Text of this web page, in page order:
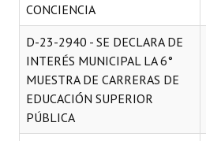
CONCIENCIA
D-23-2940 - SE DECLARA DE
INTERÉS MUNICIPAL LA 6°
MUESTRA DE CARRERAS DE
EDUCACIÓN SUPERIOR
PÚBLICA